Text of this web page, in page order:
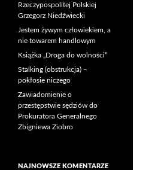
Rzeczypospolitej Polskiej
Grzegorz Niedźwiecki
Jestem żywym człowiekiem, a
nie towarem handlowym
Książka „Droga do wolności”
Stalking (obstrukcja) –
pokłosie niczego
Zawiadomienie o
przestępstwie sędziów do
Prokuratora Generalnego
Zbigniewa Ziobro
NAJNOWSZE KOMENTARZE